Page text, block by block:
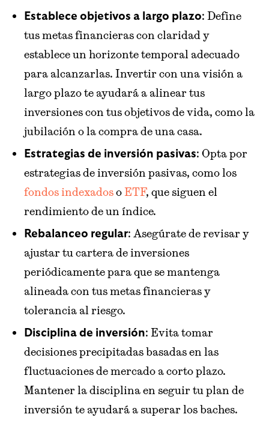
Establece objetivos a largo plazo: Define
tus metas financieras con claridad y
establece un horizonte temporal adecuado
para alcanzarlas. Invertir con una visión a
largo plazo te ayudará a alinear tus
inversiones con tus objetivos de vida, como la
jubilación o la compra de una casa.
Estrategias de inversión pasivas: Opta por
estrategias de inversión pasivas, como los
fondos indexadosoETF, que siguen el
rendimiento de un índice.
Rebalanceo regular: Asegúrate de revisar y
ajustar tu cartera de inversiones
periódicamente para que se mantenga
alineada con tus metas financieras y
tolerancia al riesgo.
Disciplina de inversión: Evita tomar
decisiones precipitadas basadas en las
fluctuaciones de mercado a corto plazo.
Mantener la disciplina en seguir tu plan de
inversión te ayudará a superar los baches.